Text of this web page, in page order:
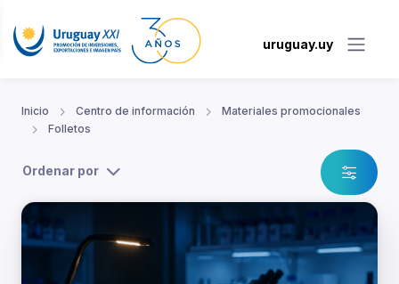
uruguay.uy
Inicio Centro de información
Materiales promocionales
Folletos
Ordenar por